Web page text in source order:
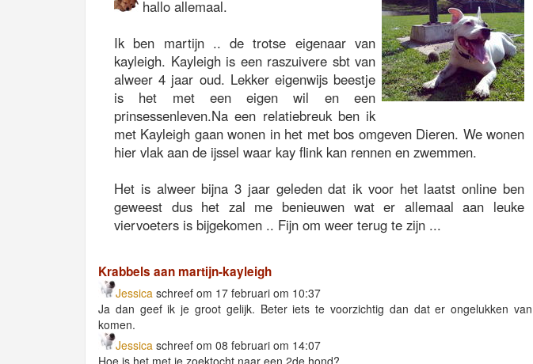
hallo allemaal.
Ik ben martijn .. de trotse eigenaar van
kayleigh. Kayleigh is een raszuivere sbt van
alweer 4 jaar oud. Lekker eigenwijs beestje
is het met een eigen wil en een
prinsessenleven.Na een relatiebreuk ben ik
met Kayleigh gaan wonen in het met bos omgeven Dieren. We wonen
hier vlak aan de ijssel waar kay flink kan rennen en zwemmen.
Het is alweer bijna 3 jaar geleden dat ik voor het laatst online ben
geweest dus het zal me benieuwen wat er allemaal aan leuke
viervoeters is bijgekomen .. Fijn om weer terug te zijn ...
Krabbels aan martijn-kayleigh
Jessica schreef om 17 februari om 10:37
Ja dan geef ik je groot gelijk. Beter iets te voorzichtig dan dat er ongelukken van
komen.
Jessica schreef om 08 februari om 14:07
Hoe is het met je zoektocht naar een 2de hond?